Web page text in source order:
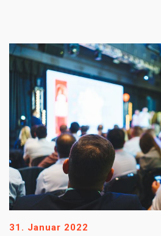
31. Januar 2022